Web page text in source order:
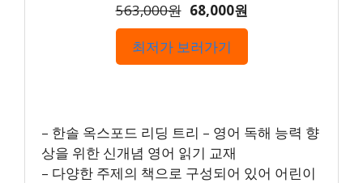
563,000원 68,000원
최저가 보러가기
– 한솔 옥스포드 리딩 트리 – 영어 독해 능력 향
상을 위한 신개념 영어 읽기 교재
– 다양한 주제의 책으로 구성되어 있어 어린이